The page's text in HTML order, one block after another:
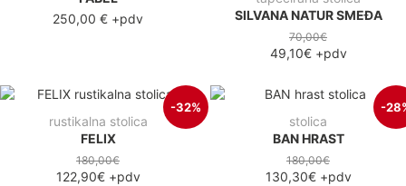
250,00 € +pdv
SILVANA NATUR SMEĐA
70,00€
49,10€+pdv
-32%
rustikalna stolica
FELIX
180,00€
122,90€+pdv
-
stolica
BAN HRAST
180,00€
130,30€+pdv